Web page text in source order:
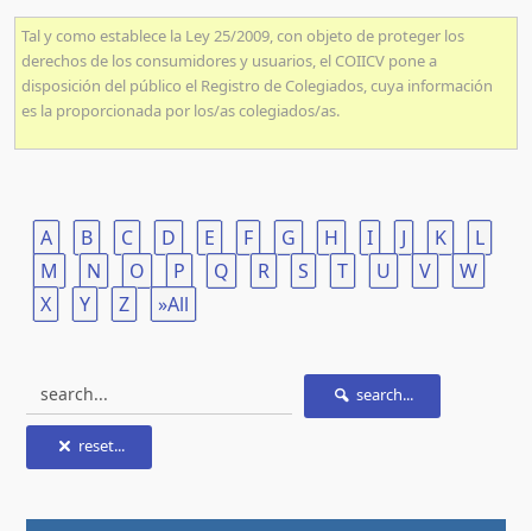
Tal y como establece la Ley 25/2009, con objeto de proteger los
derechos de los consumidores y usuarios, el COIICV pone a
disposición del público el Registro de Colegiados, cuya información
es la proporcionada por los/as colegiados/as.
A B C D E F G H I J K
L
M
N O P Q R S T U V
W
X
Y Z »All
search...
reset...